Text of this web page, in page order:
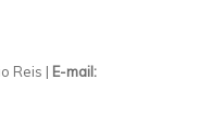
Reis | E-mail: